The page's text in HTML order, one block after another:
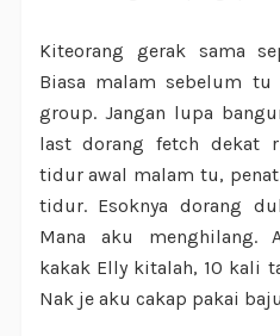
Kiteorang gerak sama
Biasa malam sebelum
group. Jangan lupa
last dorang fetch dekat
tidur awal malam tu,
tidur. Esoknya dorang
Mana aku menghilang.
kakak Elly kitalah, 10 kali
Nak je aku cakap pakai